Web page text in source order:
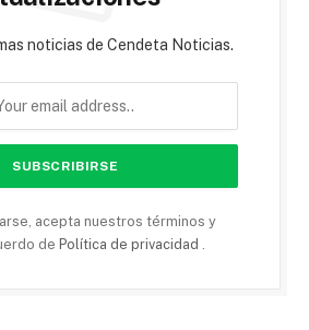
noticias de Cendeta Noticias.
acepta nuestros términos y
de Política de privacidad